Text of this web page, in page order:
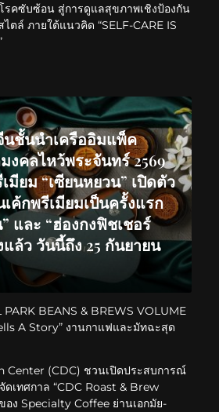
รคซับซ้อน สู่การดูแลสุขภาพเชิงป้องกัน
ตล์ ภายใต้แนวคิด “SELF-CARE IS
นชั้นนำเครืออิมแพ็ค
งคลไหว้พระจันทร์ 2569
มียม “เซียนหยวน” เปิดตัว
ค้กพรีเมียมเป็นครั้งแรก
และ “ฮ่องกงฟิชเชอร์
ล้ว วันนี้ถึง 25 กันยายน
PARK BEANS & BREWS VOLUME
A Story” งานกาแฟและมัทฉะสุด
Center (CDC) ชวนเปิดประสบการณ์
ดเทศกาล “CDC Roast & Brew
อง Specialty Coffee ย่านเอกมัย-